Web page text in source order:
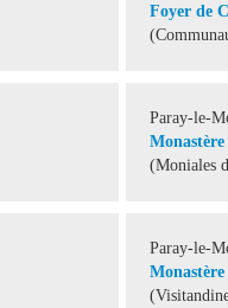
Foyer de
Paray-le-
(Moniales
Paray-le-